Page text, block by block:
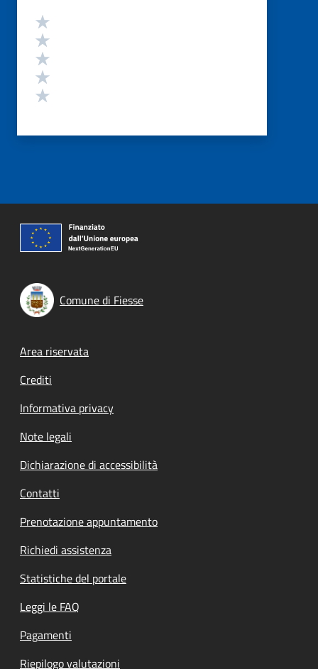
Valutazione
Comune di Fiesse
Footer menu
Area riservata
Crediti
Informativa privacy
Note legali
Dichiarazione di accessibilità
Contatti
Prenotazione appuntamento
Richiedi assistenza
Statistiche del portale
Leggi le FAQ
Pagamenti
Riepilogo valutazioni